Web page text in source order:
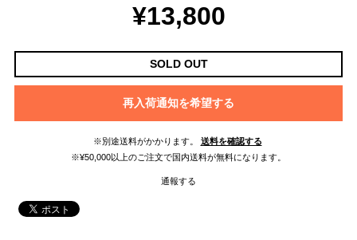
¥13,800
SOLD OUT
再入荷通知を希望する
※別途送料がかかります。
送料を確認する
※¥50,000以上のご注文で国内送料が無料になります。
通報する